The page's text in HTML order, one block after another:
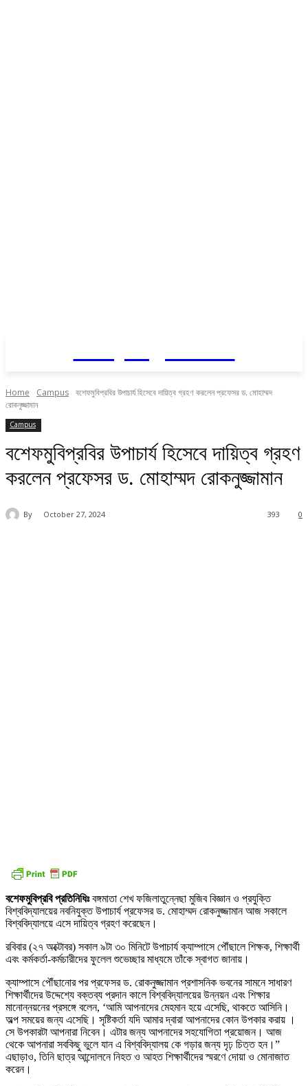
Home Campus বশেফমুবিপ্রবির উপাচার্য হিসেবে দায়িত্ব গ্রহণ করলেন প্রফেসর ড. মোহাম্মদ
রোকনুজ্জামান
Campus
বশেফমুবিপ্রবির উপাচার্য হিসেবে দায়িত্ব গ্রহণ
করলেন প্রফেসর ড. মোহাম্মদ রোকনুজ্জামান
By October 27, 2024 0
393
বশেফমুবিপ্রবি প্রতিনিধিঃবঙ্গমাতা শেখ ফজিলাতুন্নেছা মুজিব বিজ্ঞান ও প্রযুক্তি
বিশ্ববিদ্যালয়ের নবনিযুক্ত উপাচার্য প্রফেসর ড. মোহাম্মদ রোকনুজ্জামান আজ সকালে
বিশ্ববিদ্যালয়ে এসে দায়িত্ব গ্রহণ করেছেন।
রবিবার (২৭ অক্টোবর) সকাল ৯টা ৩০ মিনিটে উপাচার্য ক্যাম্পাসে পৌঁছালে শিক্ষক, শিক্ষার্থী
এবং কর্মকর্তা-কর্মচারীদের ফুলেল শুভেচ্ছার মাধ্যমে তাঁকে স্বাগত জানায়।
ক্যাম্পাসে পৌঁছানোর পর প্রফেসর ড. রোকনুজ্জামান প্রশাসনিক ভবনের সামনে সাধারণ
শিক্ষার্থীদের উদ্দেশ্যে বক্তব্য প্রদান কালে বিশ্ববিদ্যালয়ের উন্নয়ন এবং শিক্ষার
মানোন্নয়নের প্রসঙ্গে বলেন, ‘আমি আপনাদের মেহমান হয়ে এসেছি, থাকতে আসিনি।
অল্প সময়ের জন্য এসেছি। সৃষ্টিকর্তা যদি আমার দ্বারা আপনাদের কোন উপকার করায় ।
সে উপকারটা আপনারা নিবেন। এটার জন্য আপনাদের সহযোগিতা প্রয়োজন। আজ
থেকে আপনারা সবকিছু ভুলে যান এ বিশ্ববিদ্যালয় কে গড়ার জন্য দৃঢ় চিত্ত হন।”
এছাড়াও, তিনি ছাত্র আন্দোলনে নিহত ও আহত শিক্ষার্থীদের স্মরণে দোয়া ও মোনাজাত
করেন।